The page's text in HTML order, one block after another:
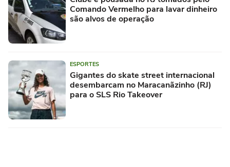
Comando Vermelho para lavar dinheiro
são alvos de operação
ESPORTES
Gigantes do skate street internacional
desembarcam no Maracanãzinho (RJ)
para o SLS Rio Takeover